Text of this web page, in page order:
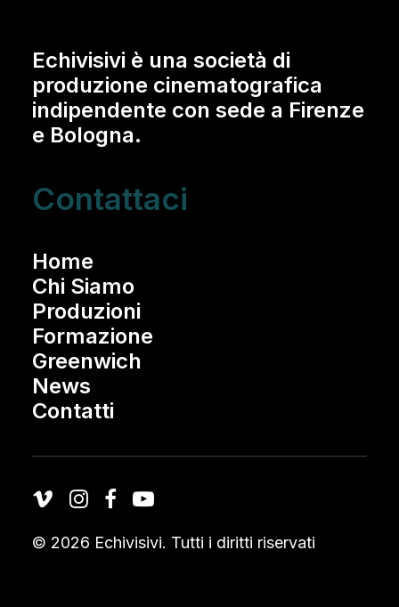
Home
Chi Siamo
Produzioni
Formazione
Greenwich
News
Contatti
Echivisivi è una società di
produzione cinematografica
indipendente con sede a Firenze
e Bologna.
Contattaci
© 2026 Echivisivi. Tutti i diritti riservati